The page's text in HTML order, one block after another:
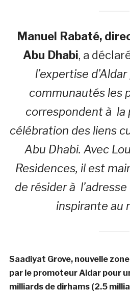
Manuel Rabaté,
Abu Dhabi, a
l’expertise
communautés les
correspondent à la
célébration des liens
Abu Dhabi. Avec
Residences, il est
de résider à
inspirante au
Saadiyat Grove, nouvelle
par le promoteur Aldar pour
milliards de dirhams (2.5